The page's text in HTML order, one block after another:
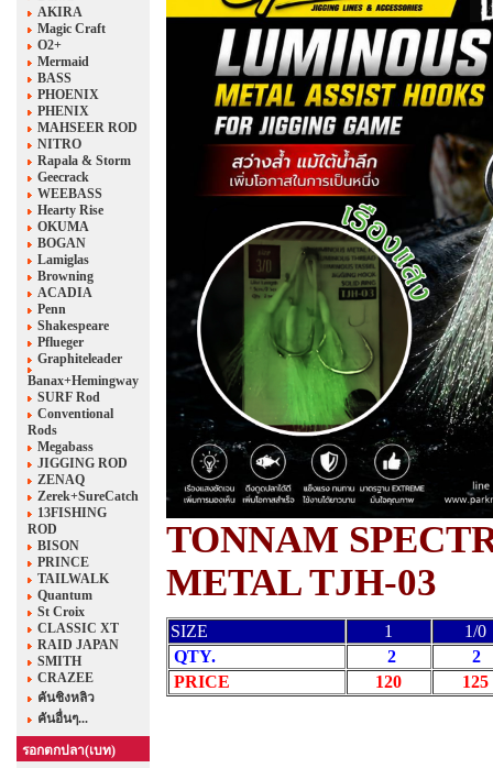
AKIRA
Magic Craft
O2+
Mermaid
BASS
PHOENIX
PHENIX
MAHSEER ROD
NITRO
Rapala & Storm
Geecrack
WEEBASS
Hearty Rise
OKUMA
BOGAN
Lamiglas
Browning
ACADIA
Penn
Shakespeare
Pflueger
Graphiteleader
Banax+Hemingway
SURF Rod
Conventional
Rods
Megabass
JIGGING ROD
ZENAQ
Zerek+SureCatch
13FISHING
ROD
BISON
PRINCE
TAILWALK
Quantum
St Croix
CLASSIC XT
RAID JAPAN
SMITH
CRAZEE
คันชิงหลิว
คันอื่นๆ...
รอกตกปลา(เบท)
TONNAM
METAL TJH-03
SIZE 1
1/0
QTY.
2
2
PRICE
120 125